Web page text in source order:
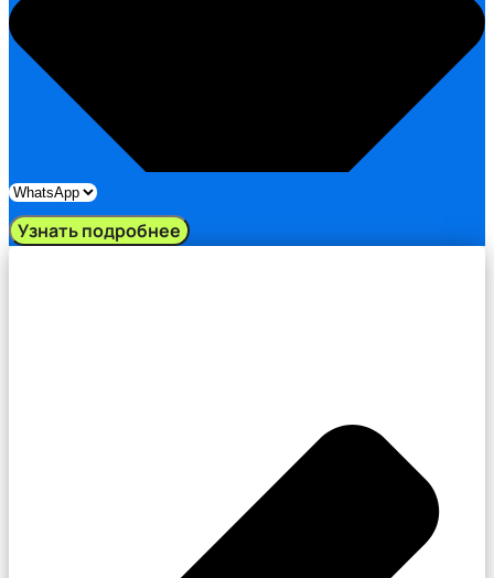
Узнать подробнее